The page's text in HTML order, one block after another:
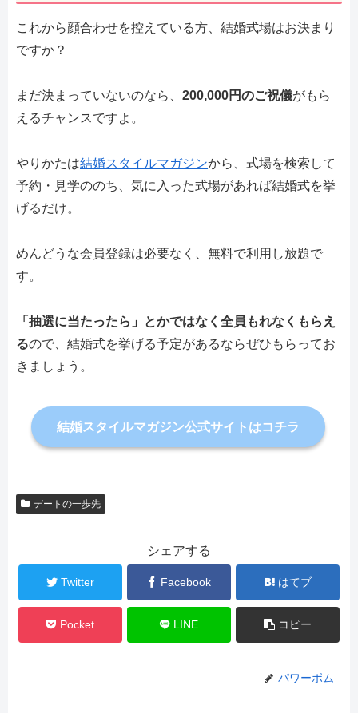
これから顔合わせを控えている方、結婚式場はお決まり
ですか？
まだ決まっていないのなら、 200,000円のご祝儀がもら
えるチャンスですよ。
やりかたは結婚スタイルマガジンから、式場を検索して
予約・見学ののち、気に入った式場があれば結婚式を挙
げるだけ。
めんどうな会員登録は必要なく、無料で利用し放題で
す。
「抽選に当たったら」とかではなく全員もれなくもらえ
るので、結婚式を挙げる予定があるならぜひもらってお
きましょう。
結婚スタイルマガジン公式サイトはコチラ
デートの一歩先
シェアする
Twitter Facebook はてブ
Pocket LINE コピー
パワーボム